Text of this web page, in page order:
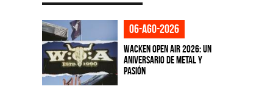
06-ago-2026
Wacken Open Air 2026: Un
aniversario de metal y
pasión